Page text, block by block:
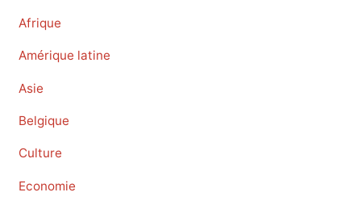
Afrique
Amérique latine
Asie
Belgique
Culture
Economie